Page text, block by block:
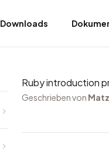
Downloads
Ruby introduction
Geschrieben von Matz